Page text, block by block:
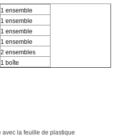
1 ensemble
1 ensemble
1 ensemble
1 ensemble
2 ensembles
1 boîte
la feuille de plastique